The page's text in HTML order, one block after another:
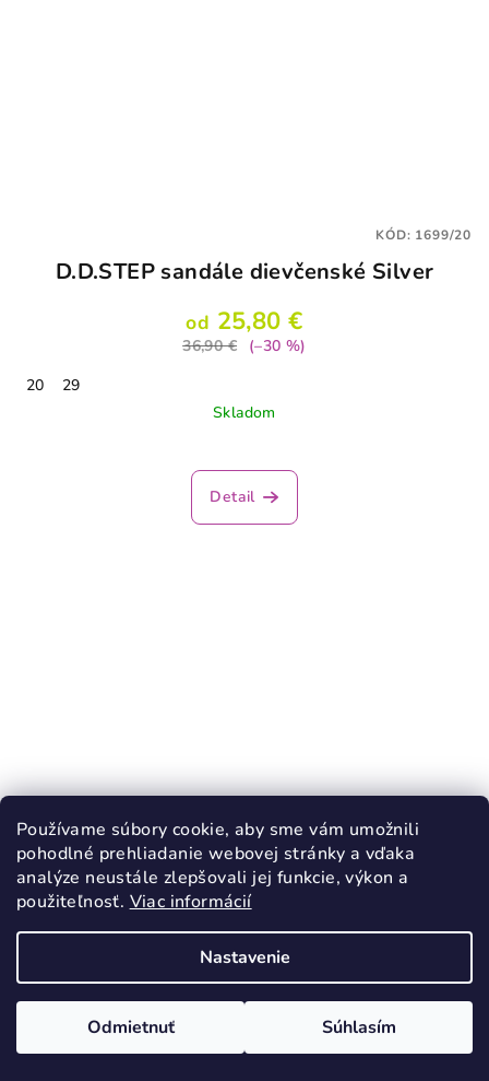
Používame súbory cookie, aby sme vám umožnili
pohodlné prehliadanie webovej stránky a vďaka
analýze neustále zlepšovali jej funkcie, výkon a
použiteľnosť. Viac informácií
Nastavenie
Odmietnuť Súhlasím
D.D.STEP sandále dievčenské Silver
od 25,80 €
36,90 €
(–30 %)
20
29
Skladom
Detail
KÓD: 1699/20
RAK Papuče Ceruzky červené uzavretá
špička
22,90 €